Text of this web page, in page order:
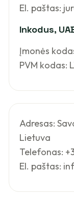
El. paštas:
Inkodus,
Įmonės
PVM kodas:
Adresas:
Lietuva
Telefonas:
El. paštas: